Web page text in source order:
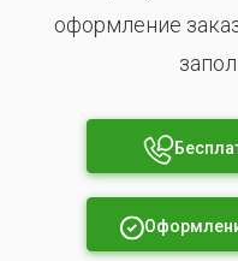
оформление